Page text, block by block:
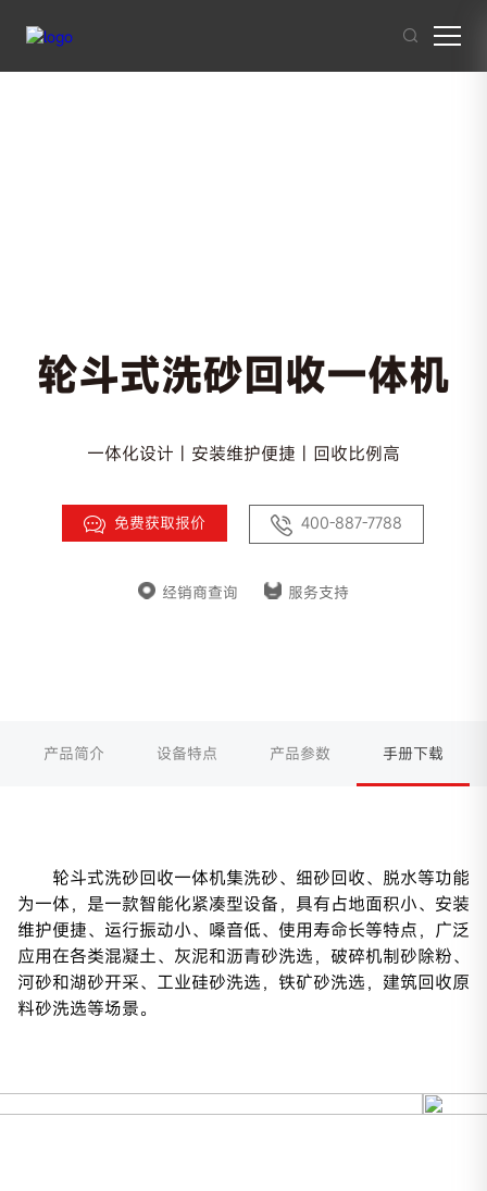
轮斗式洗砂回收一体机
一体化设计 | 安装维护便捷 | 回收比例高
免费获取报价 400-887-7788
经销商查询 服务支持
产品简介 设备特点 产品参数 手册下载
轮斗式洗砂回收一体机集洗砂、细砂回收、脱水等功能
为一体，是一款智能化紧凑型设备，具有占地面积小、安装
维护便捷、运行振动小、嗓音低、使用寿命长等特点，广泛
应用在各类混凝土、灰泥和沥青砂洗选，破碎机制砂除粉、
河砂和湖砂开采、工业硅砂洗选，铁矿砂洗选，建筑回收原
料砂洗选等场景。